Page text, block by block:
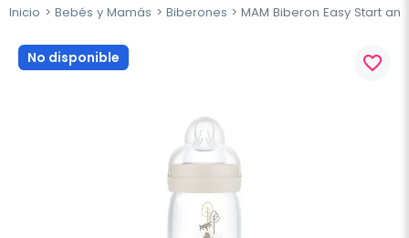
Inicio Bebés y Mamás Biberones MAM Biberon Easy Start
No disponible favorite_border